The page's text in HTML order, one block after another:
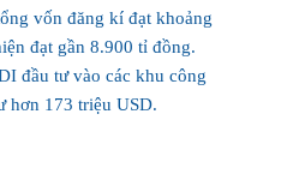
vốn đăng kí đạt khoảng
đạt gần 8.900 tỉ đồng.
đầu tư vào các khu công
hơn 173 triệu USD.